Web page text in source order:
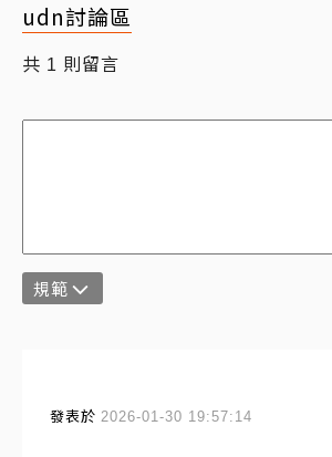
udn討論區
共 1 則留言
規範
發表於 2026-01-30 19:57:14